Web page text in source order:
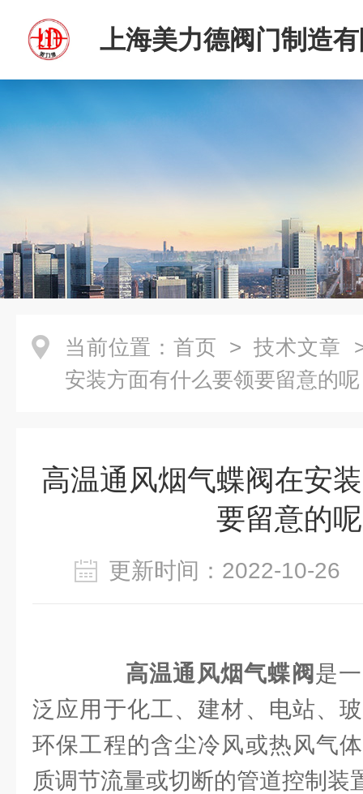
上海美力德阀门制造
当前位置： 首页 > 技术文章
安装方面有什么要领要留意的
高温通风烟气蝶阀在安
要留意的
更新时间：2022-10-
高温通风烟气蝶阀是
泛应用于化工、建材、电站、
环保工程的含尘冷风或热风气
质调节流量或切断的管道控制装